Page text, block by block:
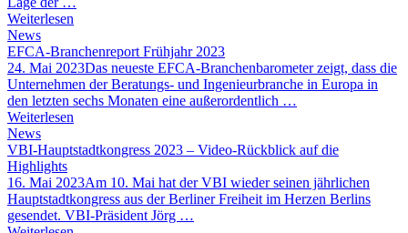
Weiterlesen
News
EFCA-Branchenreport Frühjahr 2023
24. Mai 2023Das neueste EFCA-Branchenbarometer zeigt, dass die
Unternehmen der Beratungs- und Ingenieurbranche in Europa in
den letzten sechs Monaten eine außerordentlich …
Weiterlesen
News
VBI-Hauptstadtkongress 2023 – Video-Rückblick auf die
Highlights
16. Mai 2023Am 10. Mai hat der VBI wieder seinen jährlichen
Hauptstadtkongress aus der Berliner Freiheit im Herzen Berlins
gesendet. VBI-Präsident Jörg …